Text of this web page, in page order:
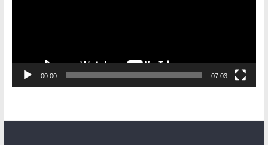
00:00 07:03